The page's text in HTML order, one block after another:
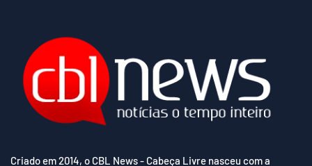
Criado em 2014, o CBL News - Cabeça Livre nasceu com a